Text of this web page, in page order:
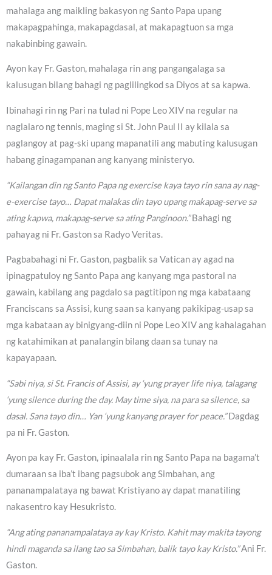
mahalaga ang maikling bakasyon ng Santo Papa upang
makapagpahinga, makapagdasal, at makapagtuon sa mga
nakabinbing gawain.
Ayon kay Fr. Gaston, mahalaga rin ang pangangalaga sa
kalusugan bilang bahagi ng paglilingkod sa Diyos at sa kapwa.
Ibinahagi rin ng Pari na tulad ni Pope Leo XIV na regular na
naglalaro ng tennis, maging si St. John Paul II ay kilala sa
paglangoy at pag-ski upang mapanatili ang mabuting kalusugan
habang ginagampanan ang kanyang ministeryo.
“Kailangan din ng Santo Papa ng exercise kaya tayo rin sana ay nag-
e-exercise tayo… Dapat malakas din tayo upang makapag-serve sa
ating kapwa, makapag-serve sa ating Panginoon.”Bahagi ng
pahayag ni Fr. Gaston sa Radyo Veritas.
Pagbabahagi ni Fr. Gaston, pagbalik sa Vatican ay agad na
ipinagpatuloy ng Santo Papa ang kanyang mga pastoral na
gawain, kabilang ang pagdalo sa pagtitipon ng mga kabataang
Franciscans sa Assisi, kung saan sa kanyang pakikipag-usap sa
mga kabataan ay binigyang-diin ni Pope Leo XIV ang kahalagahan
ng katahimikan at panalangin bilang daan sa tunay na
kapayapaan.
“Sabi niya, si St. Francis of Assisi, ay ‘yung prayer life niya, talagang
‘yung silence during the day. May time siya, na para sa silence, sa
dasal. Sana tayo din… Yan ‘yung kanyang prayer for peace.”Dagdag
pa ni Fr. Gaston.
Ayon pa kay Fr. Gaston, ipinaalala rin ng Santo Papa na bagama’t
dumaraan sa iba’t ibang pagsubok ang Simbahan, ang
pananampalataya ng bawat Kristiyano ay dapat manatiling
nakasentro kay Hesukristo.
“Ang ating pananampalataya ay kay Kristo. Kahit may makita tayong
hindi maganda sa ilang tao sa Simbahan, balik tayo kay Kristo.”Ani Fr.
Gaston.